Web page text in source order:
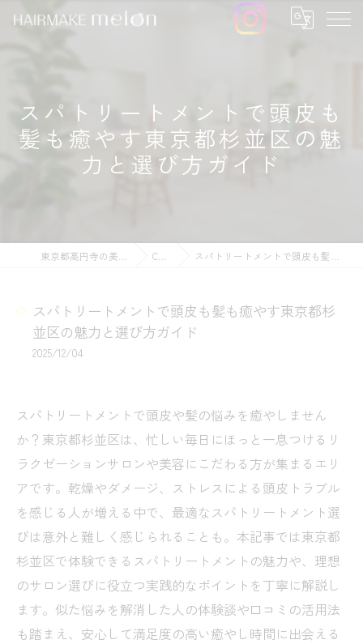
スパトリートメントで頭皮も
髪も癒やす東京都杉並区の魅
力と選び方ガイド
COLUMN スパトリートメントで頭皮も髪も癒やす東京都杉並区の魅力と選び方ガイド
スパトリートメントで頭皮も髪も癒やす東京都杉
並区の魅力と選び方ガイド
2025/12/04
スパトリートメントで頭皮や髪の悩みを癒やしません
か？東京都杉並区は、忙しい毎日にほっと一息つけるリ
ラクゼーションサロンや美容にこだわる方が集まるエリ
アです。乾燥やダメージ、ストレスによる頭皮トラブル
を感じる人が増える中で、最適なスパトリートメント選
びは意外と難しく感じられることも。本記事では東京都
杉並区で体験できるスパトリートメントの魅力や、理想
のサロン選びに役立つ実践的なポイントを丁寧に解説し
ます。似た悩みを解消した人の体験談や口コミの活用法
も踏まえ、安心して満足度の高い癒やし時間に出会える